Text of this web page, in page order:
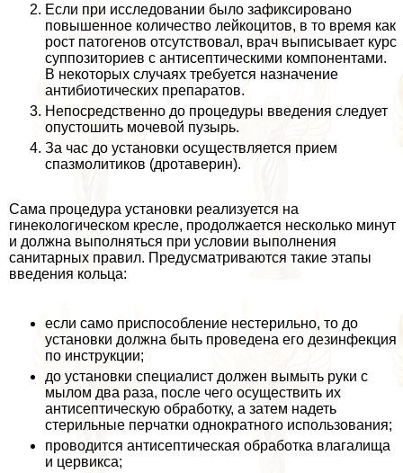
Если при исследовании было зафиксировано
повышенное количество лейкоцитов, в то время как
рост патогенов отсутствовал, врач выписывает курс
суппозиториев с антисептическими компонентами.
В некоторых случаях требуется назначение
антибиотических препаратов.
Непосредственно до процедуры введения следует
опустошить мочевой пузырь.
За час до установки осуществляется прием
спазмолитиков (дротаверин).
Сама процедypa установки реализуется на
гинекологическом кресле, продолжается несколько минут
и должна выполняться при условии выполнения
санитарных правил. Предусматриваются такие этапы
введения кольца:
если само приспособление нестерильно, то до
установки должна быть проведена его дезинфекция
по инструкции;
до установки специалист должен вымыть руки с
мылом два раза, после чего осуществить их
антисептическую обработку, а затем надеть
стерильные перчатки однократного использования;
проводится антисептическая обработка влагалища
и цервикса;